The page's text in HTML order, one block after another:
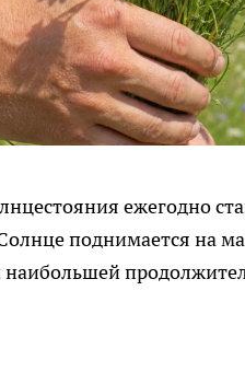
ежегодно
поднимается на
наибольшей